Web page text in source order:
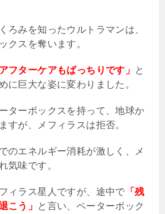
ろみを知ったウルトラマンは、
クスを奪います。
アフターケアもばっちりです」 と
に巨大な姿に変わりました。
ターボックスを持って、地球か
すが、メフィラスは拒否。
のエネルギー消耗が激しく、メ
気味です。
ィラス星人ですが、途中で 「残
こう」 と言い、ベーターボック